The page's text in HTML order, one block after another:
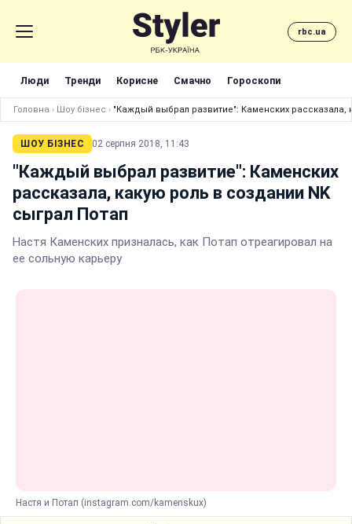
rbc.ua
Люди Тренди Корисне Смачно Гороскопи
Головна › Шоу бізнес › "Каждый выбрал развитие": Каменских рассказала,
ШОУ БІЗНЕС 02 серпня 2018, 11:43
"Каждый выбрал развитие": Каменских
рассказала, какую роль в создании NK
сыграл Потап
Настя Каменских призналась, как Потап отреагировал на
ее сольную карьеру
Настя и Потап (instagram.com/kamenskux)